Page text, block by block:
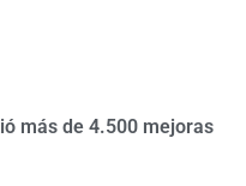
más de 4.500 mejoras